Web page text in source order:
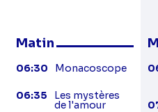
Matin
06:30 Monacoscope
06:35 Les mystères
de l'amour